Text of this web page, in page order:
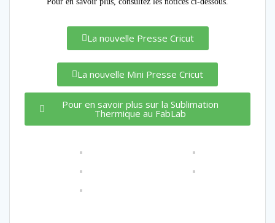
La nouvelle Presse Cricut
La nouvelle Mini Presse Cricut
Pour en savoir plus sur la Sublimation
Thermique au FabLab